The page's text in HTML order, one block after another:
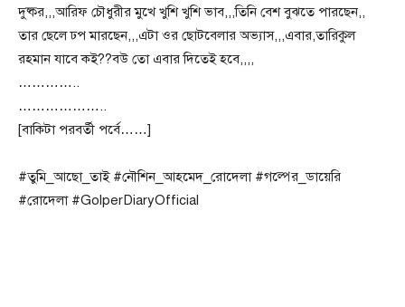
দুষ্কর,,,আরিফ চৌধুরীর মুখে খুশি খুশি ভাব,,,তিনি বেশ বুঝতে পারছেন,,
তার ছেলে ঢপ মারছেন,,,এটা ওর ছোটবেলার অভ্যাস,,,এবার,তারিকুল
রহমান যাবে কই??বউ তো এবার দিতেই হবে,,,,
…………..
………………..
[বাকিটা পরবর্তী পর্বে……]
#তুমি_আছো_তাই #নৌশিন_আহমেদ_রোদেলা #গল্পের_ডায়েরি
#রোদেলা #GolperDiaryOfficial